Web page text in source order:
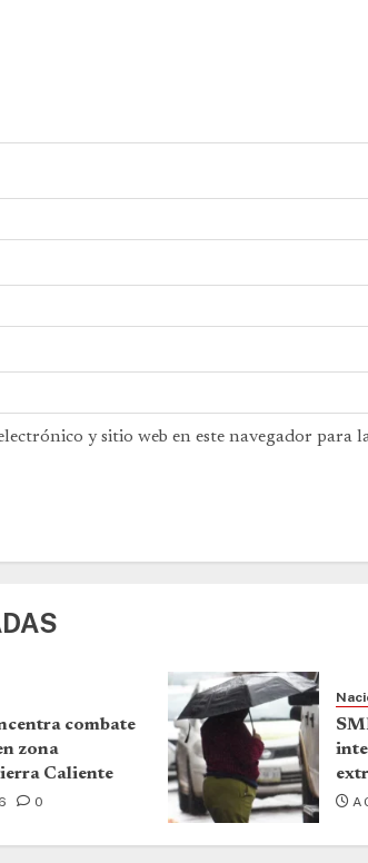
y sitio web en este navegador para
combate
zona
Caliente
0